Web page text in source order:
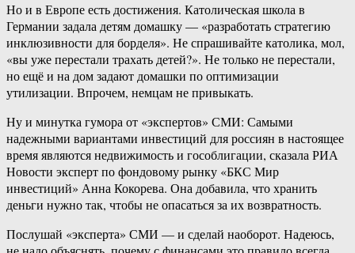
Но и в Европе есть достижения. Католическая школа в
Германии задала детям домашку — «разработать стратегию
инклюзивности для борделя». Не спрашивайте католика, мол,
«вы уже перестали трахать детей?». Не только не перестали,
но ещё и на дом задают домашки по оптимизации
утилизации. Впрочем, немцам не привыкать.
Ну и минутка гумора от «экспертов» СМИ: Самыми
надежными вариантами инвестиций для россиян в настоящее
время являются недвижимость и гособлигации, сказала РИА
Новости эксперт по фондовому рынку «БКС Мир
инвестиций» Анна Кокорева. Она добавила, что хранить
деньги нужно так, чтобы не опасаться за их возвратность.
Послушай «эксперта» СМИ — и сделай наоборот. Надеюсь,